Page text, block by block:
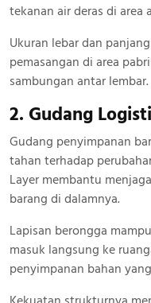
tekanan air deras di area
Ukuran lebar dan
pemasangan di area
sambungan antar lembar.
2. Gudang
Gudang penyimpanan
tahan terhadap
Layer membantu
barang di dalamnya.
Lapisan berongga
masuk langsung ke
penyimpanan bahan